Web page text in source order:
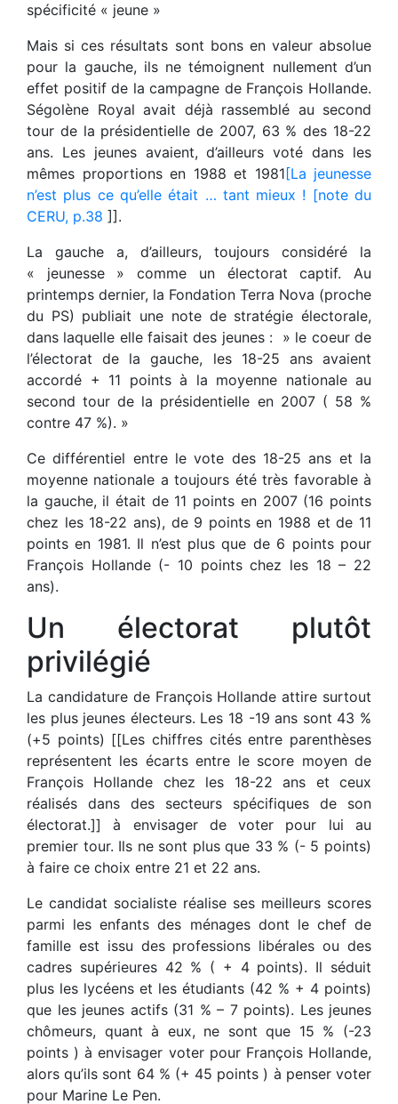
spécificité « jeune »
Mais si ces résultats sont bons en valeur absolue
pour la gauche, ils ne témoignent nullement d’un
effet positif de la campagne de François Hollande.
Ségolène Royal avait déjà rassemblé au second
tour de la présidentielle de 2007, 63 % des 18-22
ans. Les jeunes avaient, d’ailleurs voté dans les
mêmes proportions en 1988 et 1981 [La jeunesse
n’est plus ce qu’elle était … tant mieux ! [note du
CERU, p.38 ]].
La gauche a, d’ailleurs, toujours considéré la
« jeunesse » comme un électorat captif. Au
printemps dernier, la Fondation Terra Nova (proche
du PS) publiait une note de stratégie électorale,
dans laquelle elle faisait des jeunes : » le coeur de
l’électorat de la gauche, les 18-25 ans avaient
accordé + 11 points à la moyenne nationale au
second tour de la présidentielle en 2007 ( 58 %
contre 47 %). »
Ce différentiel entre le vote des 18-25 ans et la
moyenne nationale a toujours été très favorable à
la gauche, il était de 11 points en 2007 (16 points
chez les 18-22 ans), de 9 points en 1988 et de 11
points en 1981. Il n’est plus que de 6 points pour
François Hollande (- 10 points chez les 18 – 22
ans).
Un électorat plutôt
privilégié
La candidature de François Hollande attire surtout
les plus jeunes électeurs. Les 18 -19 ans sont 43 %
(+5 points) [[Les chiffres cités entre parenthèses
représentent les écarts entre le score moyen de
François Hollande chez les 18-22 ans et ceux
réalisés dans des secteurs spécifiques de son
électorat.]] à envisager de voter pour lui au
premier tour. Ils ne sont plus que 33 % (- 5 points)
à faire ce choix entre 21 et 22 ans.
Le candidat socialiste réalise ses meilleurs scores
parmi les enfants des ménages dont le chef de
famille est issu des professions libérales ou des
cadres supérieures 42 % ( + 4 points). Il séduit
plus les lycéens et les étudiants (42 % + 4 points)
que les jeunes actifs (31 % – 7 points). Les jeunes
chômeurs, quant à eux, ne sont que 15 % (-23
points ) à envisager voter pour François Hollande,
alors qu’ils sont 64 % (+ 45 points ) à penser voter
pour Marine Le Pen.